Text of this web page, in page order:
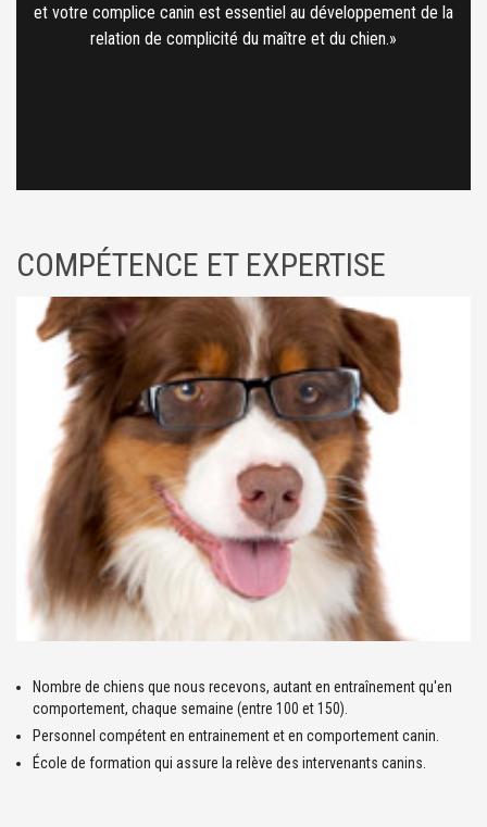
et votre complice canin est essentiel au développement de la
relation de complicité du maître et du chien.
COMPÉTENCE ET EXPERTISE
Nombre de chiens que nous recevons, autant en entraînement qu'en
comportement, chaque semaine (entre 100 et 150).
Personnel compétent en entrainement et en comportement canin.
École de formation qui assure la relève des intervenants canins.